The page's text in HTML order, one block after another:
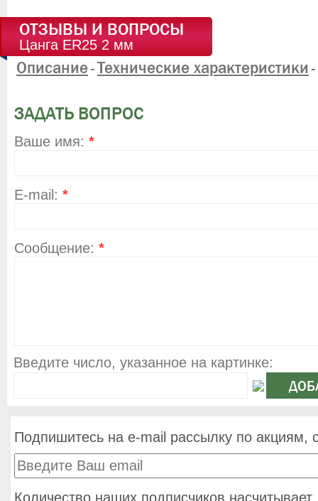
ОТЗЫВЫ И ВОПРОСЫ
Цанга ER25 2 мм
Описание-Технические характеристики -
ЗАДАТЬ ВОПРОС
Ваше имя: *
E-mail: *
Сообщение: *
Введите число, указанное на картинке:
Подпишитесь на e-mail рассылку по акциям,
Количество наших подписчиков насчитывает